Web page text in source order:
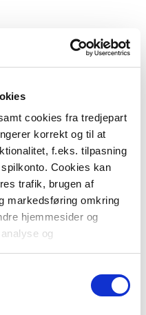
cookies fra tredjepart
korrekt og til at
f.eks. tilpasning
Cookies kan
trafik, brugen af
markedsføring omkring
hjemmesider og
og
af cookies under
til vores Cookiepolitik,